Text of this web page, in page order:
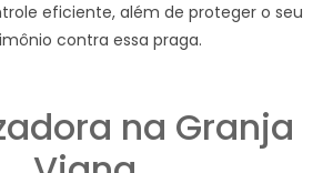
eficiente, além de proteger o seu
contra essa praga.
na Granja